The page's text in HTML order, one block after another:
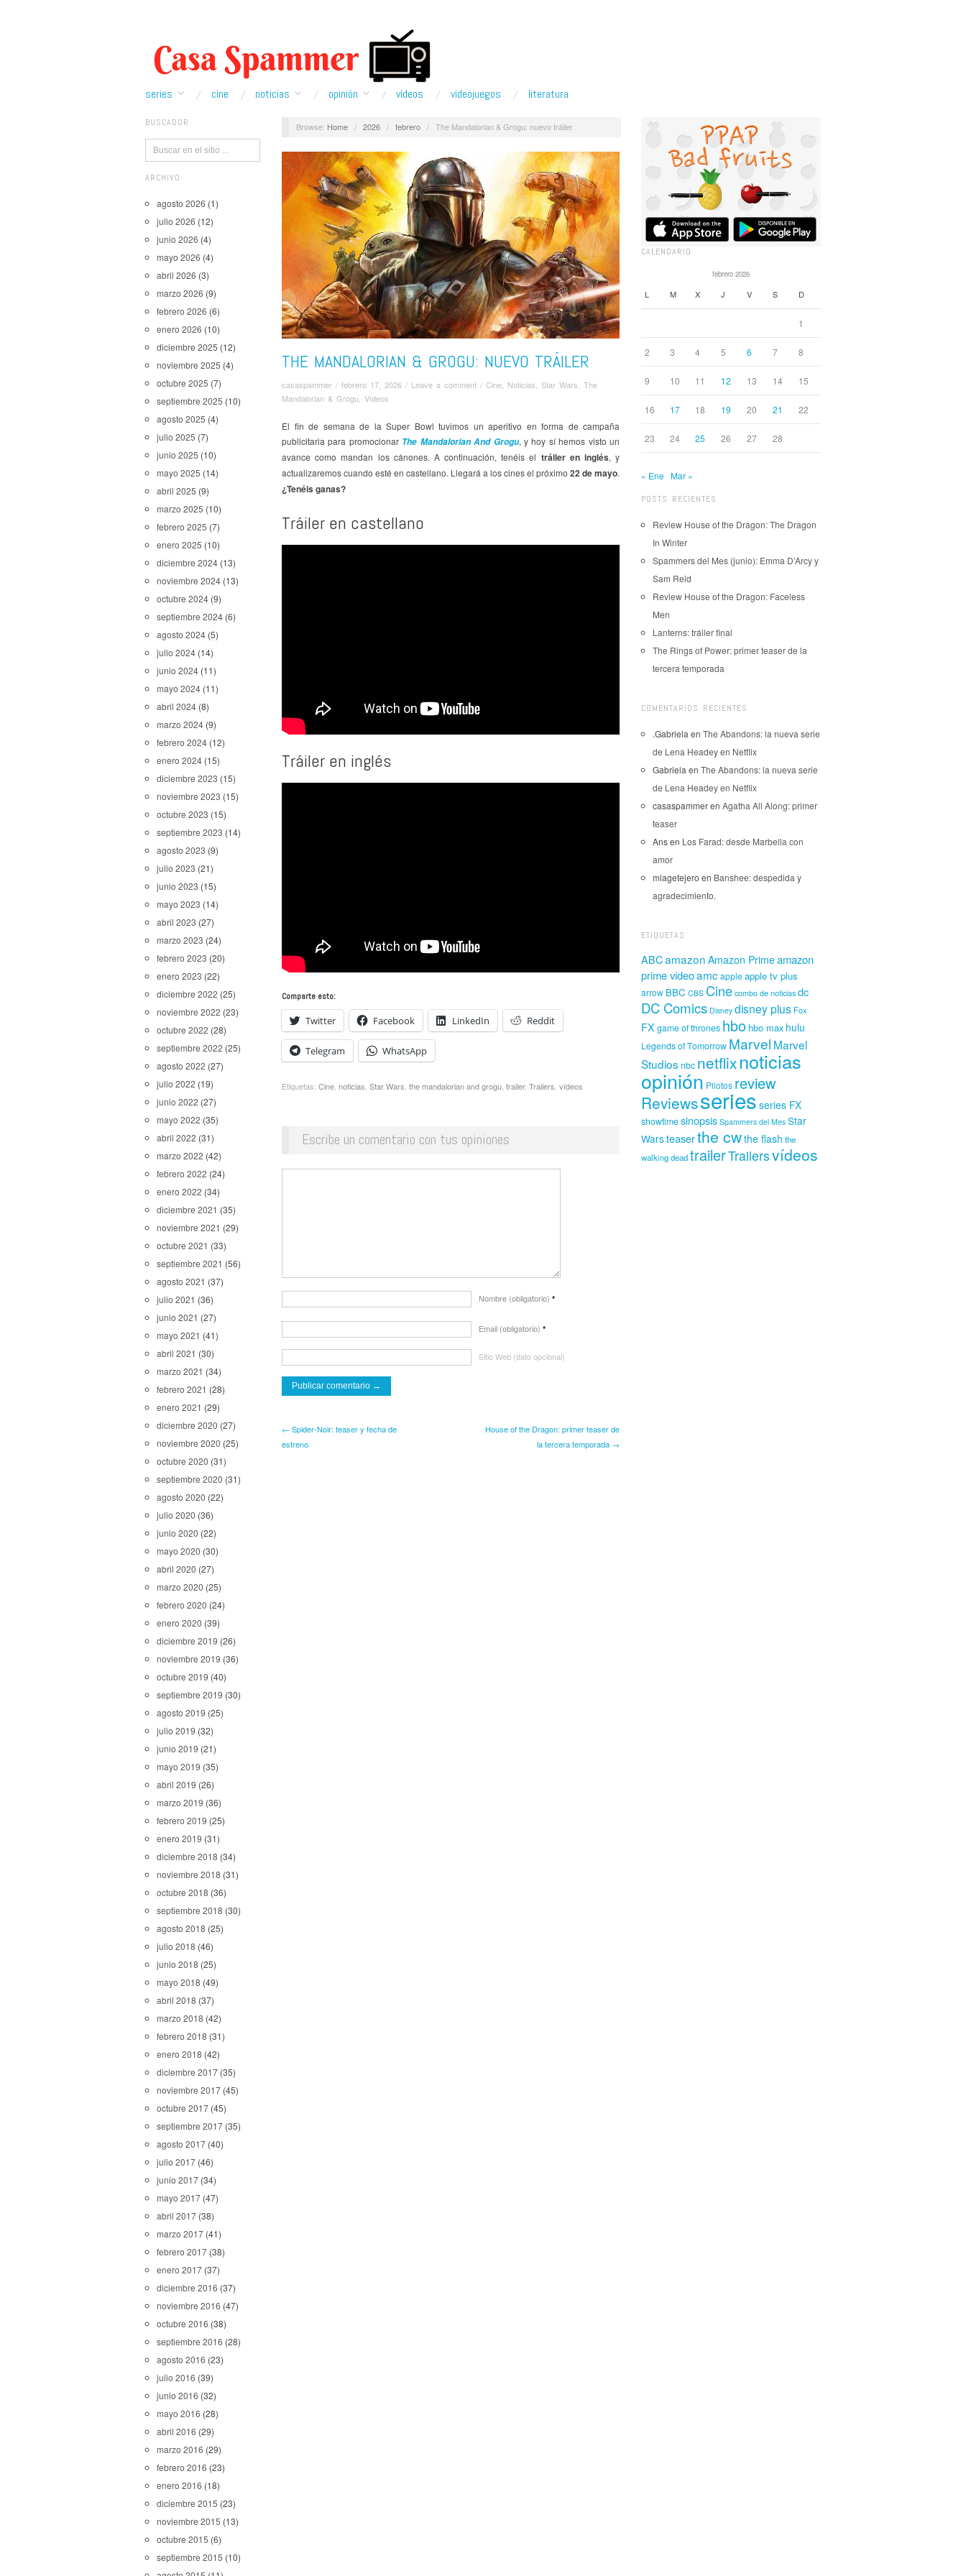
series cine noticias opinión ví­deos videojuegos literatura
BUSCADOR
ARCHIVO
agosto 2026 (1)
julio 2026 (12)
junio 2026 (4)
mayo 2026 (4)
abril 2026 (3)
marzo 2026 (9)
febrero 2026 (6)
enero 2026 (10)
diciembre 2025 (12)
noviembre 2025 (4)
octubre 2025 (7)
septiembre 2025 (10)
agosto 2025 (4)
julio 2025 (7)
junio 2025 (10)
mayo 2025 (14)
abril 2025 (9)
marzo 2025 (10)
febrero 2025 (7)
enero 2025 (10)
diciembre 2024 (13)
noviembre 2024 (13)
octubre 2024 (9)
septiembre 2024 (6)
agosto 2024 (5)
julio 2024 (14)
junio 2024 (11)
mayo 2024 (11)
abril 2024 (8)
marzo 2024 (9)
febrero 2024 (12)
enero 2024 (15)
diciembre 2023 (15)
noviembre 2023 (15)
octubre 2023 (15)
septiembre 2023 (14)
agosto 2023 (9)
julio 2023 (21)
junio 2023 (15)
mayo 2023 (14)
abril 2023 (27)
marzo 2023 (24)
febrero 2023 (20)
enero 2023 (22)
diciembre 2022 (25)
noviembre 2022 (23)
octubre 2022 (28)
septiembre 2022 (25)
agosto 2022 (27)
julio 2022 (19)
junio 2022 (27)
mayo 2022 (35)
abril 2022 (31)
marzo 2022 (42)
febrero 2022 (24)
enero 2022 (34)
diciembre 2021 (35)
noviembre 2021 (29)
octubre 2021 (33)
septiembre 2021 (56)
agosto 2021 (37)
julio 2021 (36)
junio 2021 (27)
mayo 2021 (41)
abril 2021 (30)
marzo 2021 (34)
febrero 2021 (28)
enero 2021 (29)
diciembre 2020 (27)
noviembre 2020 (25)
octubre 2020 (31)
septiembre 2020 (31)
agosto 2020 (22)
julio 2020 (36)
junio 2020 (22)
mayo 2020 (30)
abril 2020 (27)
marzo 2020 (25)
febrero 2020 (24)
enero 2020 (39)
diciembre 2019 (26)
noviembre 2019 (36)
octubre 2019 (40)
septiembre 2019 (30)
agosto 2019 (25)
julio 2019 (32)
junio 2019 (21)
mayo 2019 (35)
abril 2019 (26)
marzo 2019 (36)
febrero 2019 (25)
enero 2019 (31)
diciembre 2018 (34)
noviembre 2018 (31)
octubre 2018 (36)
septiembre 2018 (30)
agosto 2018 (25)
julio 2018 (46)
junio 2018 (25)
mayo 2018 (49)
abril 2018 (37)
marzo 2018 (42)
febrero 2018 (31)
enero 2018 (42)
diciembre 2017 (35)
noviembre 2017 (45)
octubre 2017 (45)
septiembre 2017 (35)
agosto 2017 (40)
julio 2017 (46)
junio 2017 (34)
mayo 2017 (47)
abril 2017 (38)
marzo 2017 (41)
febrero 2017 (38)
enero 2017 (37)
diciembre 2016 (37)
noviembre 2016 (47)
octubre 2016 (38)
septiembre 2016 (28)
agosto 2016 (23)
julio 2016 (39)
junio 2016 (32)
mayo 2016 (28)
abril 2016 (29)
marzo 2016 (29)
febrero 2016 (23)
enero 2016 (18)
diciembre 2015 (23)
noviembre 2015 (13)
octubre 2015 (6)
septiembre 2015 (10)
Browse: Home / 2026 / febrero / The Mandalorian & Grogu: nuevo tráiler
THE MANDALORIAN & GROGU: NUEVO TRÁILER
casaspammer / febrero 17, 2026 / Leave a comment / Cine Noticias Star Wars The
Mandalorian & Grogu Ví­deos
El fin de semana de la Super Bowl tuvimos un aperitivo en forma de campaña
publicitaria para promocionar The Mandalorian And Grogu, y hoy sí hemos visto un
avance como mandan los cánones. A continuación, tenéis el tráiler en inglés, y
actualizaremos cuando esté en castellano. Llegará a los cines el próximo 22 de mayo.
¿Tenéis ganas?
Tráiler en castellano
Tráiler en inglés
Comparte esto:
Twitter Facebook LinkedIn Reddit
Telegram WhatsApp
Etiquetas: Cine noticias Star Wars the mandalorian and grogu trailer, Trailers vídeos
Escribe un comentario con tus opiniones
Nombre (obligatorio) *
Email (obligatorio) *
Sitio Web (dato opcional)
← Spider-Noir: teaser y fecha de
estreno
House of the Dragon: primer teaser de
la tercera temporada →
CALENDARIO
febrero 2026
L M X J V S D
1
2 3 4 5 6 7 8
9 10 11 12 13 14 15
16 17 18 19 20 21 22
23 24 25 26 27 28
« Ene Mar »
POSTS RECIENTES
Review House of the Dragon: The Dragon
In Winter
Spammers del Mes (junio): Emma D’Arcy y
Sam Reid
Review House of the Dragon: Faceless
Men
Lanterns: tráiler final
The Rings of Power: primer teaser de la
tercera temporada
COMENTARIOS RECIENTES
.Gabriela en The Abandons: la nueva serie
de Lena Headey en Netflix
Gabriela en The Abandons: la nueva serie
de Lena Headey en Netflix
casaspammeren Agatha All Along: primer
teaser
Ansen Los Farad: desde Marbella con
amor
mlagetejero en Banshee: despedida y
agradecimiento.
ETIQUETAS
ABCamazon Amazon Primeamazon
prime videoamcapple apple tv plus
arrow BBC CBS Cine combo de noticias dc
DC Comics Disney disney plus Fox
FX game of thrones hbo hbo max hulu
Legends of Tomorrow Marvel Marvel
Studios nbc netflixnoticias
opinión Pilotos review
Reviewsseries series FX
showtimesinopsis Spammers del Mes Star
Warsteaserthe cwthe flash the
walking deadtrailerTrailersvídeos